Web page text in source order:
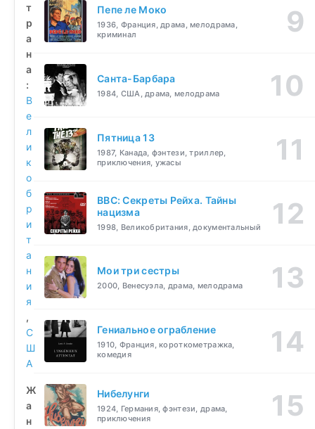
т
р
а
н
а
:
В
е
л
и
к
о
б
р
и
т
а
н
и
я
,
С
Ш
А
Ж
а
н
Пепе ле Моко
1936, Франция, драма, мелодрама,
криминал
Санта-Барбара
1984, США, драма, мелодрама
Пятница 13
1987, Канада, фэнтези, триллер,
приключения, ужасы
BBC: Секреты Рейха. Тайны
нацизма
1998, Великобритания, документальный
Мои три сестры
2000, Венесуэла, драма, мелодрама
Гениальное ограбление
1910, Франция, короткометражка,
комедия
Нибелунги
1924, Германия, фэнтези, драма,
приключения